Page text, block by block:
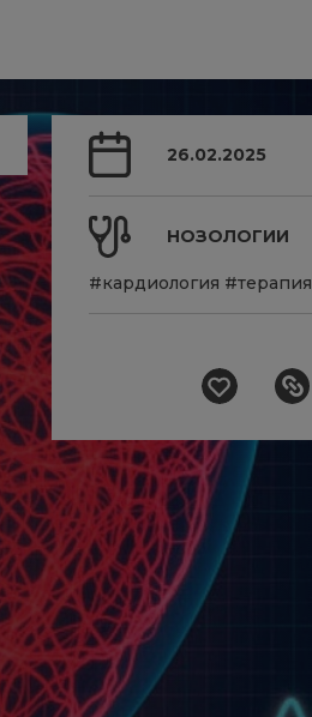
26.02.2025
НОЗОЛОГИИ
#кардиология #терапия